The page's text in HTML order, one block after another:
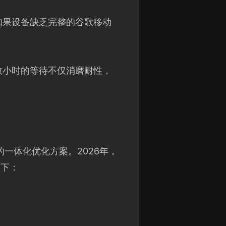
设备缺乏完整的谷歌移动
时的等待不仅消磨耐性，
体化优化方案。2026年，
：